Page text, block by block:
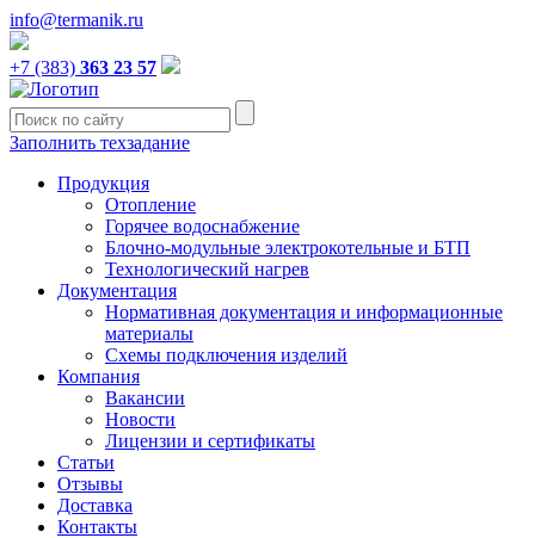
info@termanik.ru
+7 (383) 363 23 57
Заполнить техзадание
Продукция
Отопление
Горячее водоснабжение
Блочно-модульные электрокотельные и БТП
Технологический нагрев
Документация
Нормативная документация и информационные
материалы
Схемы подключения изделий
Компания
Вакансии
Новости
Лицензии и сертификаты
Статьи
Отзывы
Доставка
Контакты